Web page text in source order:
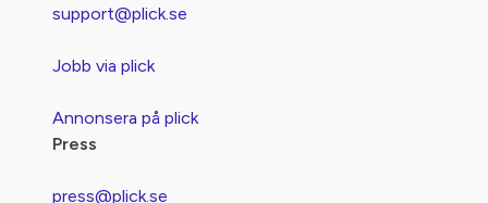
support@plick.se
Jobb via plick
Annonsera på plick
Press
press@plick.se